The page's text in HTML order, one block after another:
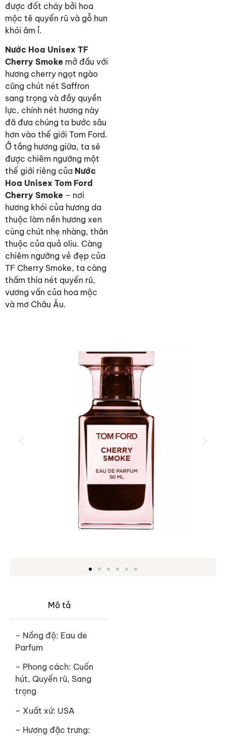
được đốt cháy bởi hoa
mộc tê quyến rũ và gỗ hun
khói âm ỉ.
Nước Hoa Unisex TF
Cherry Smoke mở đầu với
hương cherry ngọt ngào
cũng chút nét Saffron
sang trọng và đầy quyền
lực, chính nét hương này
đã đưa chúng ta bước sâu
hơn vào thế giới Tom Ford.
Ở tầng hương giữa, ta sẽ
được chiêm ngưỡng một
thế giới riêng của Nước
Hoa Unisex Tom Ford
Cherry Smoke – nơi
hương khói của hương da
thuộc làm nền hương xen
cùng chút nhẹ nhàng, thân
thuộc của quả oliu. Càng
chiêm ngưỡng vẻ đẹp của
TF Cherry Smoke, ta càng
thấm thía nét quyến rũ,
vương vấn của hoa mộc
và mơ Châu Âu.
Mô tả
– Nồng độ: Eau de
Parfum
– Phong cách: Cuốn
hút, Quyến rũ, Sang
trọng
– Xuất xứ: USA
– Hương đặc trưng: